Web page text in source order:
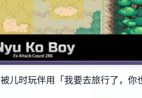
时玩伴用「我要去旅行了，你